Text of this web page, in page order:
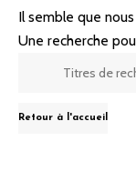
Il semble que
Une recherche
Retour à l'accueil